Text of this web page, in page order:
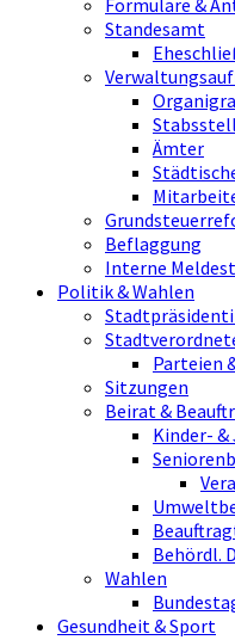
Standesamt
Ämter
Beflaggung
Interne
Politik & Wahlen
Parteien
Sitzungen
Beirat &
Kinder-
Behördl.
Wahlen
Gesundheit & Sport